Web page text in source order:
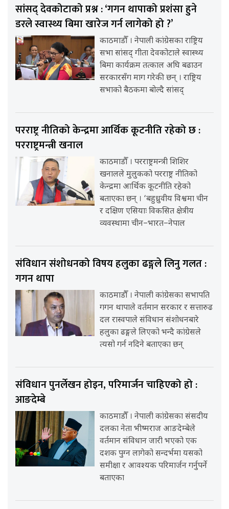
सांसद् देवकोटाको प्रश्न : ‘गगन थापाको प्रशंसा हुने
डरले स्वास्थ्य बिमा खारेज गर्न लागेको हो ?’
काठमाडौँ । नेपाली कांग्रेसका राष्ट्रिय
सभा सांसद् गीता देवकोटाले स्वास्थ्य
बिमा कार्यक्रम तत्काल अघि बढाउन
सरकारसँग माग गरेकी छन् । राष्ट्रिय
सभाको बैठकमा बोल्दै सांसद्
परराष्ट्र नीतिको केन्द्रमा आर्थिक कूटनीति रहेको छ :
परराष्ट्रमन्त्री खनाल
काठमाडौँ । परराष्ट्रमन्त्री शिशिर
खनालले मुलुकको परराष्ट्र नीतिको
केन्द्रमा आर्थिक कूटनीति रहेको
बताएका छन् । ‘बहुध्रुवीय विश्वमा चीन
र दक्षिण एसियाः विकसित क्षेत्रीय
व्यवस्थामा चीन–भारत–नेपाल
संविधान संशोधनको विषय हलुका ढङ्गले लिनु गलत :
गगन थापा
काठमाडौँ । नेपाली कांग्रेसका सभापति
गगन थापाले वर्तमान सरकार र सत्तारुढ
दल रास्वपाले संविधान संशोधनबारे
हलुका ढङ्गले लिएको भन्दै कांग्रेसले
त्यसो गर्न नदिने बताएका छन्
संविधान पुनर्लेखन होइन, परिमार्जन चाहिएको हो :
आङदेम्बे
काठमाडौँ । नेपाली कांग्रेसका संसदीय
दलका नेता भीष्मराज आङदेम्बेले
वर्तमान संविधान जारी भएको एक
दशक पुग्न लागेको सन्दर्भमा यसको
समीक्षा र आवश्यक परिमार्जन गर्नुपर्ने
बताएका